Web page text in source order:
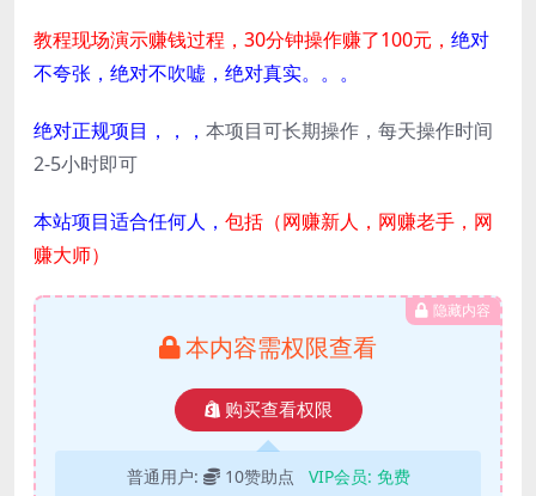
教程现场演示赚钱过程，30分钟操作赚了100元， 绝对
不夸张，绝对不吹嘘，绝对真实。。。
绝对正规项目，，， 本项目可长期操作，每天操作时间
2-5小时即可
本站项目适合任何人， 包括（网赚新人，网赚老手，网
赚大师）
隐藏内容
本内容需权限查看
购买查看权限
普通用户: 10赞助点 VIP会员: 免费